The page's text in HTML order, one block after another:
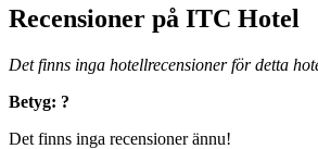
Recensioner på ITC Hotel
Det finns inga hotellrecensioner för detta
Betyg: ?
Det finns inga recensioner ännu!